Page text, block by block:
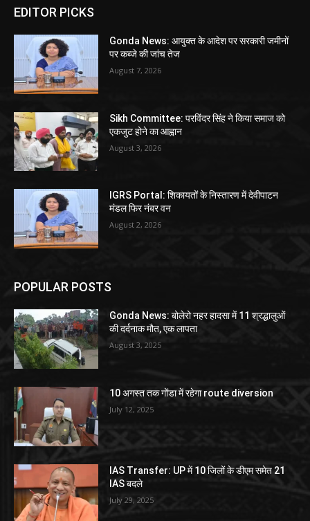
EDITOR PICKS
Gonda News: आयुक्त के आदेश पर सरकारी जमीनों
पर कब्जे की जांच तेज
August 7, 2026
Sikh Committee: परविंदर सिंह ने किया समाज को
एकजुट होने का आह्वान
August 3, 2026
IGRS Portal: शिकायतों के निस्तारण में देवीपाटन
मंडल फिर नंबर वन
August 2, 2026
POPULAR POSTS
Gonda News: बोलेरो नहर हादसा में 11 श्रद्धालुओं
की दर्दनाक मौत, एक लापता
August 3, 2025
10 अगस्त तक गोंडा में रहेगा route diversion
July 12, 2025
IAS Transfer: UP में 10 जिलों के डीएम समेत 21
IAS बदले
July 29, 2025